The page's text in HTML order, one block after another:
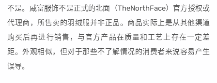
不是。威富服饰不是正式的北面（TheNorthFace）官方授权或
代理商，所售卖的羽绒服并非正品。商品实际上是从其他渠道
购买后再进行销售，与官方产品在质量和工艺上存在一定差
距。外观相似，但对于那些不了解情况的消费者来说容易产生
误导。